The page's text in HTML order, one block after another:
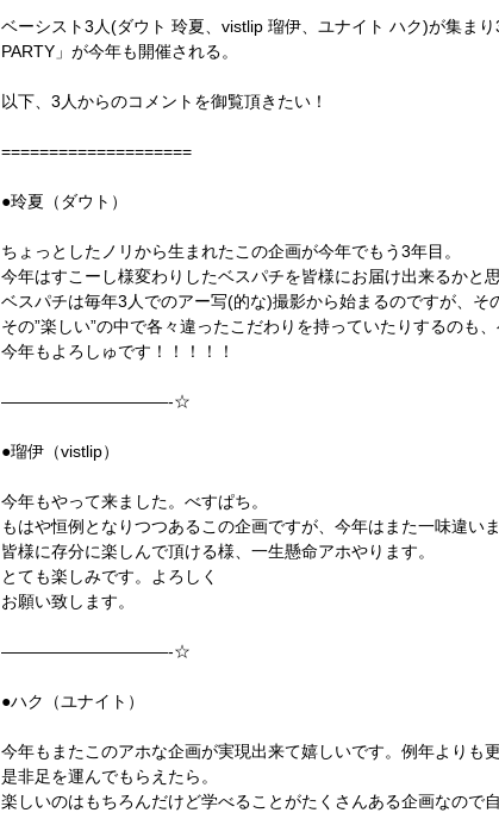
ベーシスト3人(ダウト 玲夏、vistlip 瑠伊、ユナイト ハク)が集ま
PARTY」が今年も開催される。
以下、3人からのコメントを御覧頂きたい！
====================
●玲夏（ダウト）
ちょっとしたノリから生まれたこの企画が今年でもう3年目。
今年はすこーし様変わりしたベスパチを皆様にお届け出来るかと思
ベスパチは毎年3人でのアー写(的な)撮影から始まるのですが、そ
その”楽しい”の中で各々違ったこだわりを持っていたりするのも
今年もよろしゅです！！！！！
——————————-☆
●瑠伊（vistlip）
今年もやって来ました。べすぱち。
もはや恒例となりつつあるこの企画ですが、今年はまた一味違いま
皆様に存分に楽しんで頂ける様、一生懸命アホやります。
とても楽しみです。よろしく
お願い致します。
——————————-☆
●ハク（ユナイト）
今年もまたこのアホな企画が実現出来て嬉しいです。例年より
是非足を運んでもらえたら。
楽しいのはもちろんだけど学べることがたくさんある企画なので